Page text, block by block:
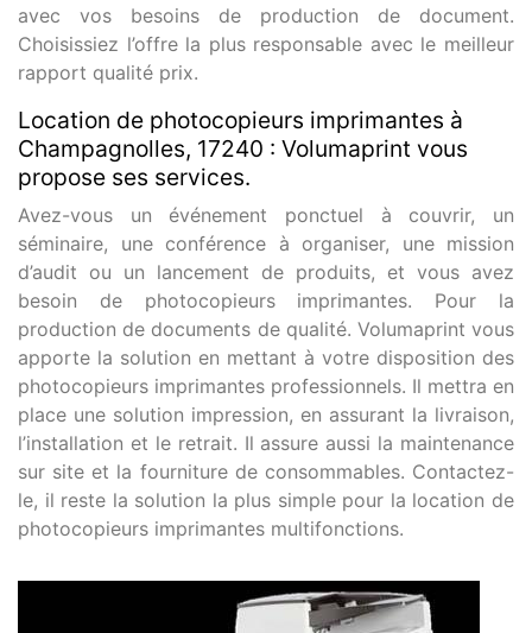
avec vos besoins de production de document.
Choisissiez l’offre la plus responsable avec le meilleur
rapport qualité prix.
Location de photocopieurs imprimantes à
Champagnolles, 17240 : Volumaprint vous
propose ses services.
Avez-vous un événement ponctuel à couvrir, un
séminaire, une conférence à organiser, une mission
d’audit ou un lancement de produits, et vous avez
besoin de photocopieurs imprimantes. Pour la
production de documents de qualité. Volumaprint vous
apporte la solution en mettant à votre disposition des
photocopieurs imprimantes professionnels. Il mettra en
place une solution impression, en assurant la livraison,
l’installation et le retrait. Il assure aussi la maintenance
sur site et la fourniture de consommables. Contactez-
le, il reste la solution la plus simple pour la location de
photocopieurs imprimantes multifonctions.